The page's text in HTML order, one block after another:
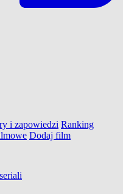
i zapowiedzi Ranking
Dodaj film